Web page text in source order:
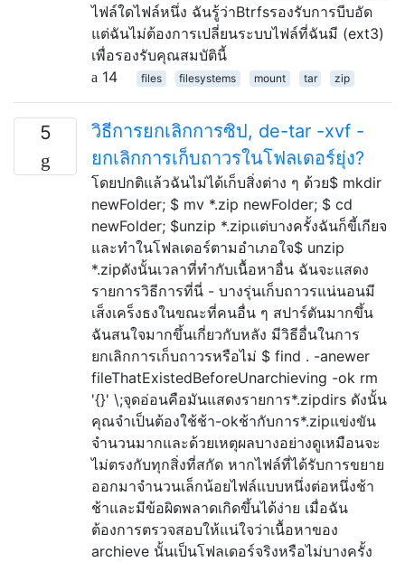
ไฟล์ใดไฟล์หนึ่ง ฉันรู้ว่าBtrfsรองรับการบีบอัด
แต่ฉันไม่ต้องการเปลี่ยนระบบไฟล์ที่ฉันมี (ext3)
เพื่อรองรับคุณสมบัตินี้
14
files filesystems mount tar zip
5
วิธีการยกเลิกการซิป, de-tar -xvf -
ยกเลิกการเก็บถาวรในโฟลเดอร์ยุ่ง?
โดยปกติแล้วฉันไม่ได้เก็บสิ่งต่าง ๆ ด้วย$ mkdir
newFolder; $ mv *.zip newFolder; $ cd
newFolder; $unzip *.zipแต่บางครั้งฉันก็ขี้เกียจ
และทำในโฟลเดอร์ตามอำเภอใจ$ unzip
*.zipดังนั้นเวลาที่ทำกับเนื้อหาอื่น ฉันจะแสดง
รายการวิธีการที่นี่ - บางรุ่นเก็บถาวรแน่นอนมี
เส็งเคร็งธงในขณะที่คนอื่น ๆ สปาร์ตันมากขึ้น
ฉันสนใจมากขึ้นเกี่ยวกับหลัง มีวิธีอื่นในการ
ยกเลิกการเก็บถาวรหรือไม่ $ find . -anewer
fileThatExistedBeforeUnarchieving -ok rm
'{}' \;จุดอ่อนคือมันแสดงรายการ*.zipdirs ดังนั้น
คุณจำเป็นต้องใช้ช้า-okช้ากับการ*.zipแข่งขัน
จำนวนมากและด้วยเหตุผลบางอย่างดูเหมือนจะ
ไม่ตรงกับทุกสิ่งที่สกัด หากไฟล์ที่ได้รับการขยาย
ออกมาจำนวนเล็กน้อยไฟล์แบบหนึ่งต่อหนึ่งช้า
ช้าและมีข้อผิดพลาดเกิดขึ้นได้ง่าย เมื่อฉัน
ต้องการตรวจสอบให้แน่ใจว่าเนื้อหาของ
archieve นั้นเป็นโฟลเดอร์จริงหรือไม่บางครั้ง